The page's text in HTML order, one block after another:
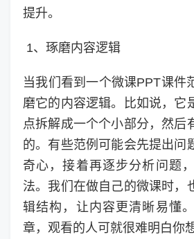
提升。
1、琢磨内容逻辑
当我们看到一个微课PPT课件
磨它的内容逻辑。比如说，它
点拆解成一个个小部分，然后
的。有些范例可能会先提出问
奇心，接着再逐步分析问题
法。我们在做自己的微课时，
辑结构，让内容更清晰易懂
章，观看的人可就很难明白你